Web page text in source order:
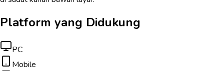
Platform yang Didukung
PC
Mobile